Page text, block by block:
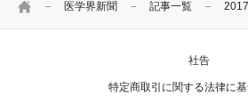
HOME 医学界新聞 記事一覧
社告
特定商取引に関する法律に